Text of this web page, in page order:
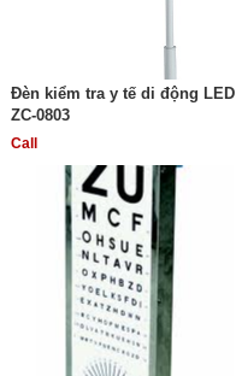
Đèn kiểm tra y tế di động LED
ZC-0803
Call